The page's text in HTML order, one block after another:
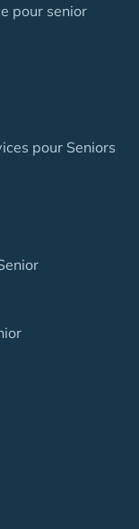
pour senior
pour Seniors